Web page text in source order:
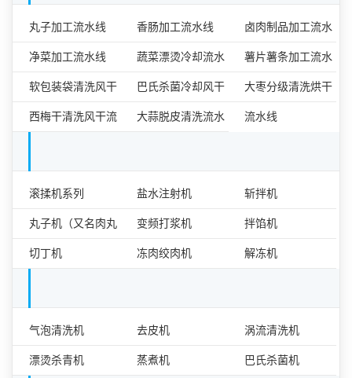
食品加工流水线
丸子加工流水线 香肠加工流水线 卤肉制品加工流水
线
净菜加工流水线 蔬菜漂烫冷却流水
线
薯片薯条加工流水
线
软包装袋清洗风干
流水线
巴氏杀菌冷却风干
流水线
大枣分级清洗烘干
流水线
西梅干清洗风干流 大蒜脱皮清洗流水
肉类食品加工设备单机
滚揉机系列 盐水注射机 斩拌机
丸子机（又名肉丸
成型机）
变频打浆机 拌馅机
切丁机 冻肉绞肉机 解冻机
果蔬加工设备单机
气泡清洗机 去皮机 涡流清洗机
漂烫杀青机 蒸煮机 巴氏杀菌机